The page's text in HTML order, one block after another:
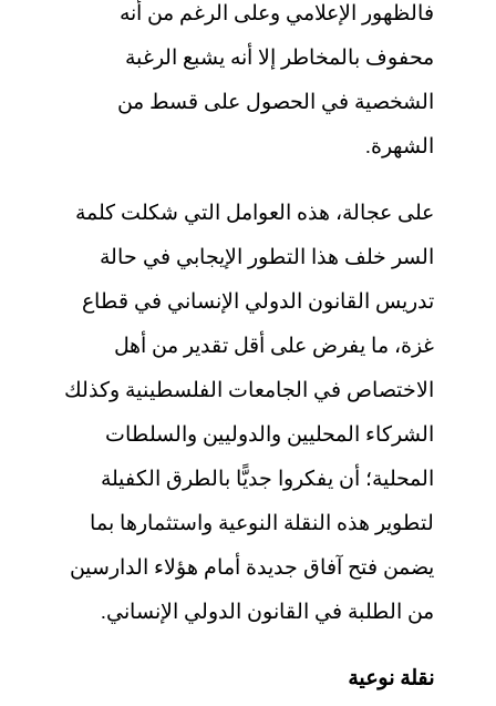
فالظهور الإعلامي وعلى الرغم من أنه
محفوف بالمخاطر إلا أنه يشبع الرغبة
الشخصية في الحصول على قسط من
الشهرة.
على عجالة، هذه العوامل التي شكلت كلمة
السر خلف هذا التطور الإيجابي في حالة
تدريس القانون الدولي الإنساني في قطاع
غزة، ما يفرض على أقل تقدير من أهل
الاختصاص في الجامعات الفلسطينية وكذلك
الشركاء المحليين والدوليين والسلطات
المحلية؛ أن يفكروا جديًّا بالطرق الكفيلة
لتطوير هذه النقلة النوعية واستثمارها بما
يضمن فتح آفاق جديدة أمام هؤلاء الدارسين
من الطلبة في القانون الدولي الإنساني.
نقلة نوعية